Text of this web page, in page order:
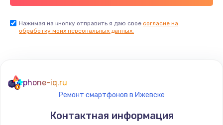
Заказать
Замена термостата
1200 руб.
Нажимая на кнопку отправить я даю свое согласие на
обработку моих персональных данных.
phone-iq.ru
Ремонт смартфонов в Ижевске
Контактная информация